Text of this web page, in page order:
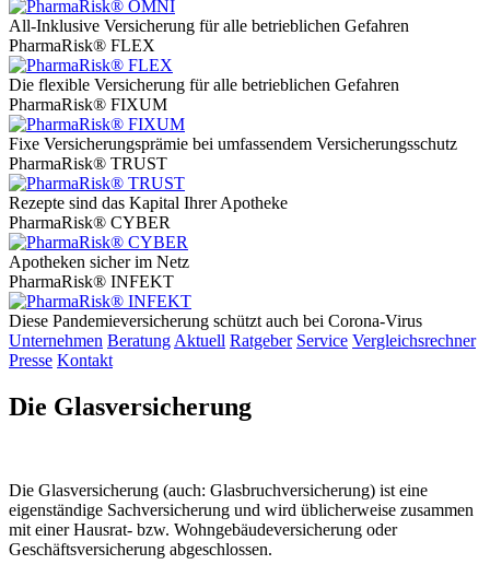
All-Inklusive Versicherung für alle betrieblichen Gefahren
PharmaRisk® FLEX
Die flexible Versicherung für alle betrieblichen Gefahren
PharmaRisk® FIXUM
Fixe Versicherungsprämie bei umfassendem Versicherungsschutz
PharmaRisk® TRUST
Rezepte sind das Kapital Ihrer Apotheke
PharmaRisk® CYBER
Apotheken sicher im Netz
PharmaRisk® INFEKT
Diese Pandemieversicherung schützt auch bei Corona-Virus
Unternehmen Beratung Aktuell Ratgeber Service Vergleichsrechner
Presse Kontakt
Die Glasversicherung
Die Glasversicherung (auch: Glasbruchversicherung) ist eine
eigenständige Sachversicherung und wird üblicherweise zusammen
mit einer Hausrat- bzw. Wohngebäudeversicherung oder
Geschäftsversicherung abgeschlossen.